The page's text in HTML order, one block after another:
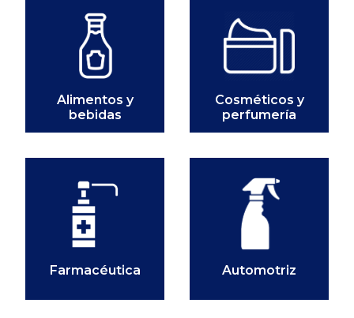
Alimentos y
bebidas
Cosméticos y
perfumería
Farmacéutica Automotriz